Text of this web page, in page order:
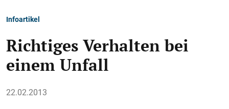
Infoartikel
Richtiges Verhalten bei
einem Unfall
22.02.2013